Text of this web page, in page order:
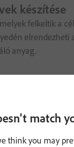
készítése
felkeltik a
anyag.
match
think you may